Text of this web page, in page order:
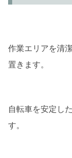
作業エリアを清
置きます。
自転車を安定し
す。